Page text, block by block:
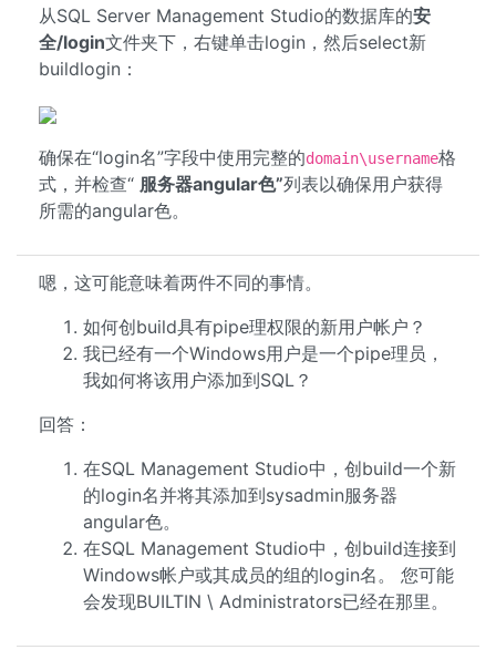
从SQL Server Management Studio的数据库的安
全/login文件夹下，右键单击login，然后select新
buildlogin：
确保在“login名”字段中使用完整的domain\username格
式，并检查“ 服务器angular色”列表以确保用户获得
所需的angular色。
嗯，这可能意味着两件不同的事情。
如何创build具有pipe理权限的新用户帐户？
我已经有一个Windows用户是一个pipe理员，
我如何将该用户添加到SQL？
回答：
在SQL Management Studio中，创build一个新
的login名并将其添加到sysadmin服务器
angular色。
在SQL Management Studio中，创build连接到
Windows帐户或其成员的组的login名。 您可能
会发现BUILTIN \ Administrators已经在那里。